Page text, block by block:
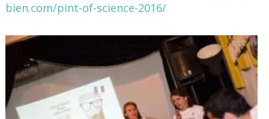
bien.com/pint-of-science-2016/